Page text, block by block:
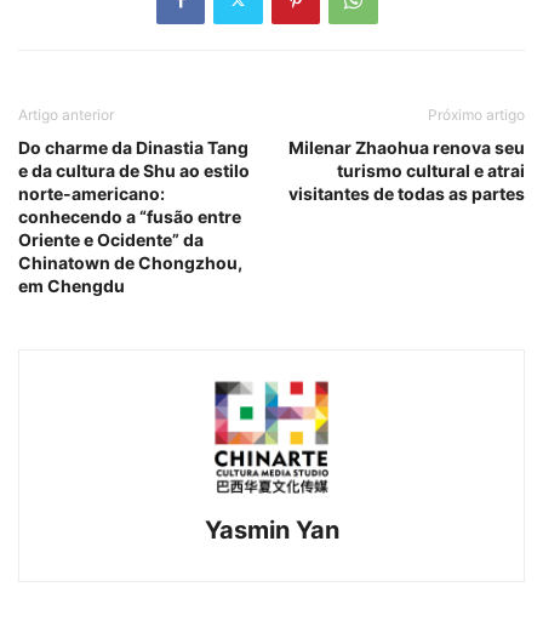
Artigo anterior
Do charme da Dinastia Tang
e da cultura de Shu ao estilo
norte-americano:
conhecendo a “fusão entre
Oriente e Ocidente” da
Chinatown de Chongzhou,
em Chengdu
Próximo artigo
Milenar Zhaohua renova seu
turismo cultural e atrai
visitantes de todas as partes
Yasmin Yan